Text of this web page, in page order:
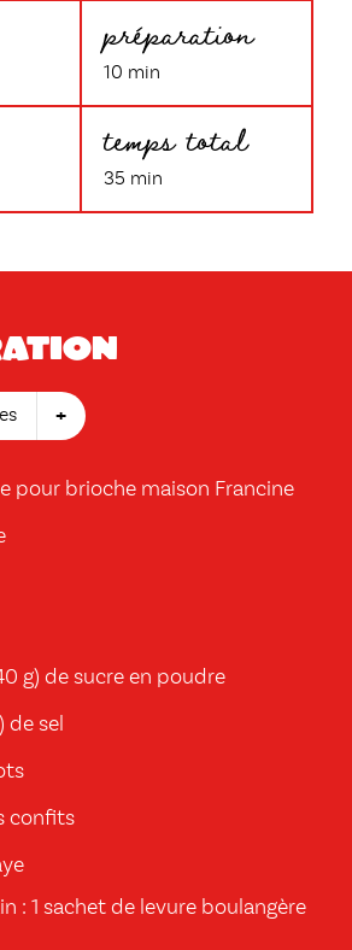
préparation
10 min
temps total
35 min
+
pour brioche maison Francine
g) de sucre en poudre
de sel
confits
: 1 sachet de levure boulangère